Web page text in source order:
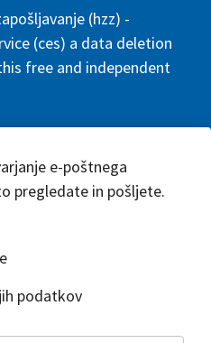
(hzz) -
(ces) a data deletion
free and independent
e-poštnega
pregledate in pošljete.
podatkov